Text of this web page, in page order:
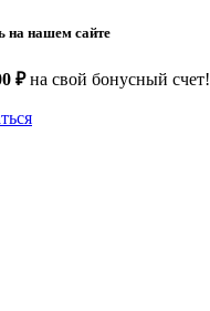
на нашем сайте
₽на свой бонусный счет!